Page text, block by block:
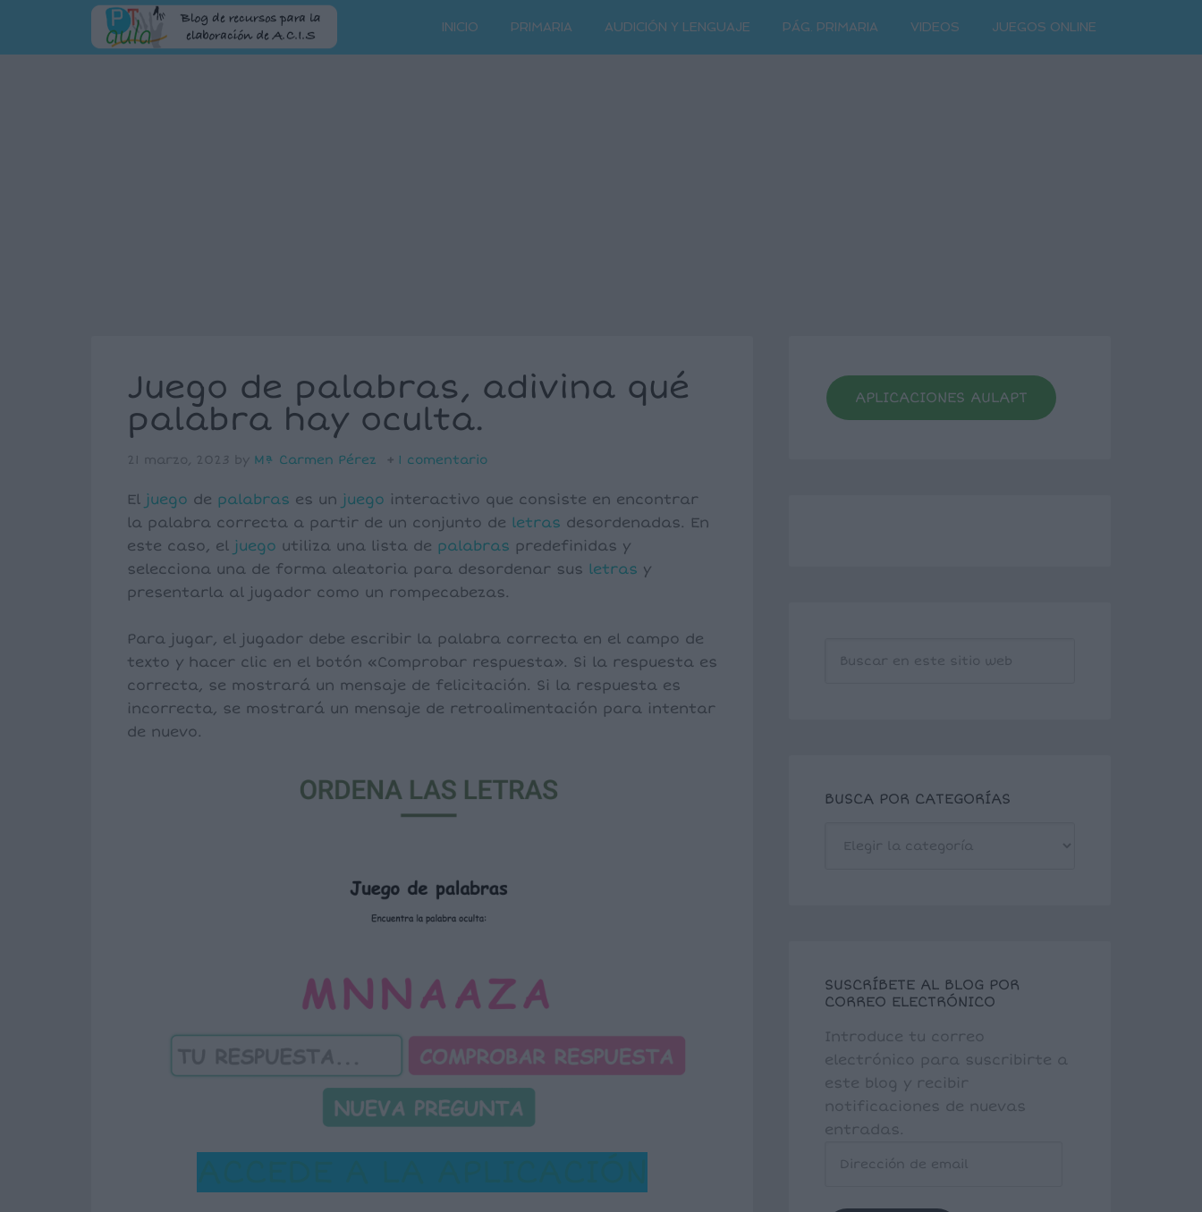
INICIO PRIMARIA AUDICIÓN Y LENGUAJE PÁG. PRIMARIA VIDEOS JUEGOS ONLINE
Juego de palabras, adivina qué
palabra hay oculta.
21 marzo, 2023 by Mª Carmen Pérez 1 comentario
El juego de palabras es un juego interactivo que consiste en encontrar
la palabra correcta a partir de un conjunto de letras desordenadas. En
este caso, el juego utiliza una lista de palabras predefinidas y
selecciona una de forma aleatoria para desordenar sus letras y
presentarla al jugador como un rompecabezas.
Para jugar, el jugador debe escribir la palabra correcta en el campo de
texto y hacer clic en el botón «Comprobar respuesta». Si la respuesta es
correcta, se mostrará un mensaje de felicitación. Si la respuesta es
incorrecta, se mostrará un mensaje de retroalimentación para intentar
de nuevo.
APLICACIONES AULAPT
BUSCA POR CATEGORÍAS
SUSCRÍBETE AL BLOG POR
CORREO ELECTRÓNICO
Introduce tu correo
electrónico para suscribirte a
este blog y recibir
notificaciones de nuevas
entradas.